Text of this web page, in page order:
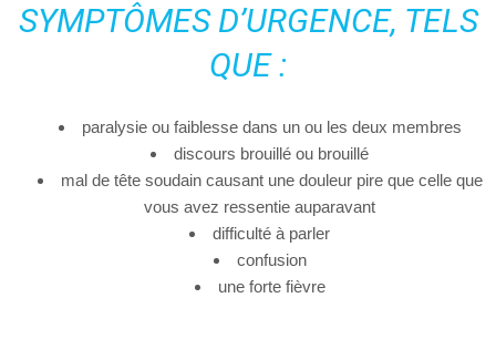
SYMPTÔMES D’URGENCE, TELS
QUE :
paralysie ou faiblesse dans un ou les deux membres
discours brouillé ou brouillé
mal de tête soudain causant une douleur pire que celle que
vous avez ressentie auparavant
difficulté à parler
confusion
une forte fièvre